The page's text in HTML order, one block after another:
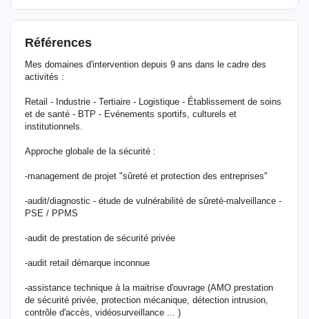
Références
Mes domaines d'intervention depuis 9 ans dans le cadre des
activités :
Retail - Industrie - Tertiaire - Logistique - Établissement de soins
et de santé - BTP - Evénements sportifs, culturels et
institutionnels.
Approche globale de la sécurité :
-management de projet "sûreté et protection des entreprises"
-audit/diagnostic - étude de vulnérabilité de sûreté-malveillance -
PSE / PPMS
-audit de prestation de sécurité privée
-audit retail démarque inconnue
-assistance technique à la maitrise d'ouvrage (AMO prestation
de sécurité privée, protection mécanique, détection intrusion,
contrôle d'accès, vidéosurveillance ... )